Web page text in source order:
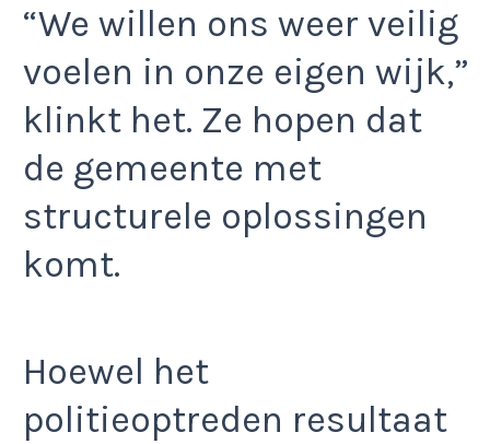
“We willen ons weer veilig
voelen in onze eigen wijk,”
klinkt het. Ze hopen dat
de gemeente met
structurele oplossingen
komt.
Hoewel het
politieoptreden resultaat